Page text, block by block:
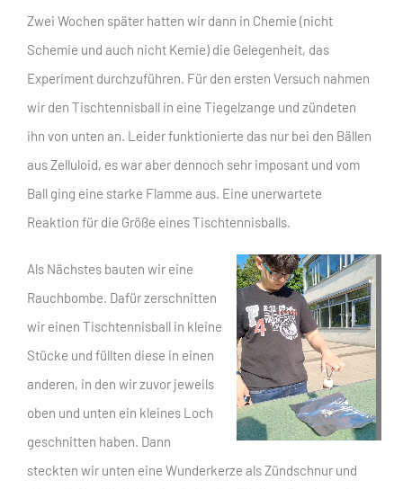
Zwei Wochen später hatten wir dann in Chemie (nicht
Schemie und auch nicht Kemie) die Gelegenheit, das
Experiment durchzuführen. Für den ersten Versuch nahmen
wir den Tischtennisball in eine Tiegelzange und zündeten
ihn von unten an. Leider funktionierte das nur bei den Bällen
aus Zelluloid, es war aber dennoch sehr imposant und vom
Ball ging eine starke Flamme aus. Eine unerwartete
Reaktion für die Größe eines Tischtennisballs.
Als Nächstes bauten wir eine
Rauchbombe. Dafür zerschnitten
wir einen Tischtennisball in kleine
Stücke und füllten diese in einen
anderen, in den wir zuvor jeweils
oben und unten ein kleines Loch
geschnitten haben. Dann
steckten wir unten eine Wunderkerze als Zündschnur und